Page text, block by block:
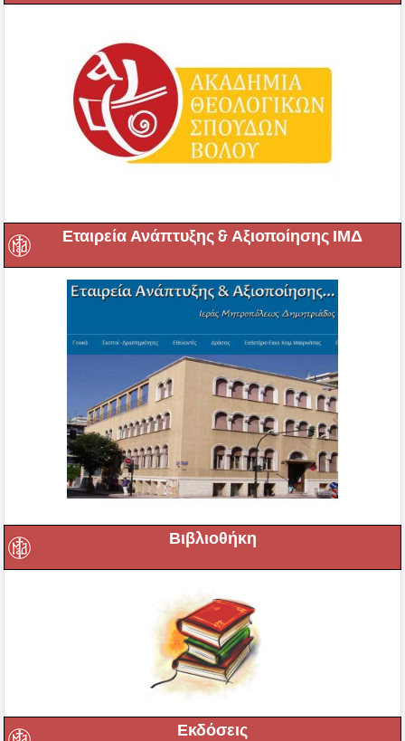
Εταιρεία Ανάπτυξης & Αξιοποίησης ΙΜΔ
Βιβλιοθήκη
Εκδόσεις